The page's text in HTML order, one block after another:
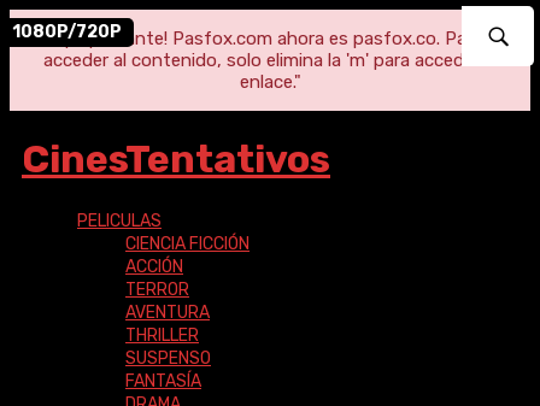
"¡Importante! Pasfox.com ahora es pasfox.co. Para
acceder al contenido, solo elimina la 'm' para acceder al
enlace."
CinesTentativos
PELICULAS
CIENCIA FICCIÓN
ACCIÓN
TERROR
AVENTURA
THRILLER
SUSPENSO
FANTASÍA
1080P/720P